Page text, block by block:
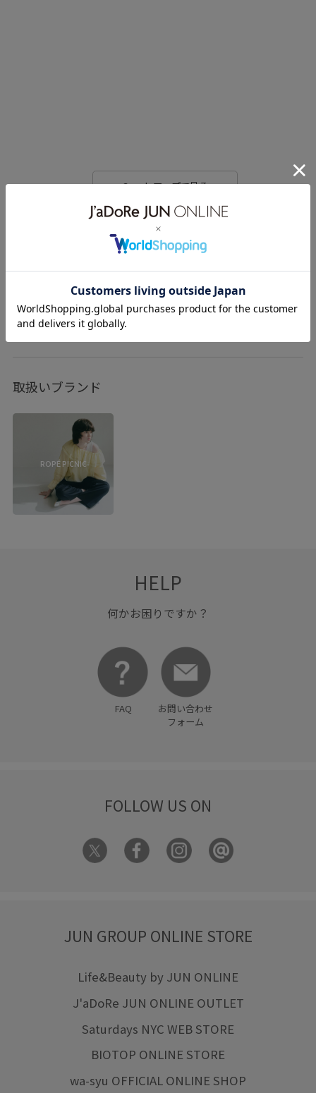
Googleマップで見る
JUN GROBAL IDポイント： 利用可
楽天ポイント： 利用可
取扱いブランド
ROPÉ PICNIC
HELP
何かお困りですか？
FAQ
お問い合わせ
フォーム
FOLLOW US ON
JUN GROUP ONLINE STORE
Life&Beauty by JUN ONLINE
J'aDoRe JUN ONLINE OUTLET
Saturdays NYC WEB STORE
BIOTOP ONLINE STORE
wa-syu OFFICIAL ONLINE SHOP